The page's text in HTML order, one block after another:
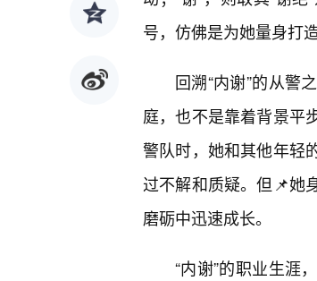
号，仿佛是为她量身打
回溯“内谢”的从警
庭，也不是靠着背景平
警队时，她和其他年轻
过不解和质疑。但📌她
磨砺中迅速成长。
“内谢”的职业生涯